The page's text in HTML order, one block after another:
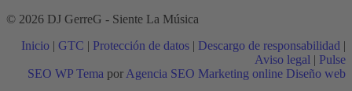
© 2026 DJ GerreG - Siente La Música
Inicio | GTC | Protección de datos | Descargo de responsabilidad |
Aviso legal | Pulse
SEO WP Tema por Agencia SEO Marketing online Diseño web